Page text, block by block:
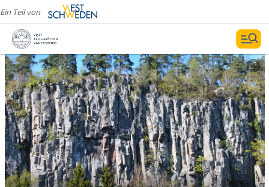
Ein Teil von